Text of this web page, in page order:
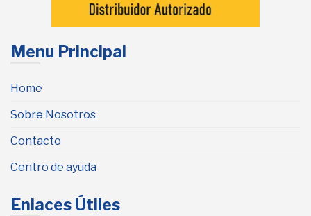
Menu Principal
Home
Sobre Nosotros
Contacto
Centro de ayuda
Enlaces Útiles